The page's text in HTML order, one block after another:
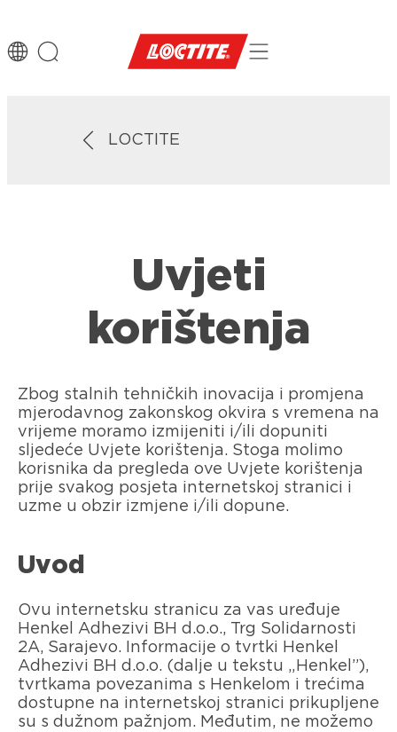
LOCTITE
Uvjeti
korištenja
Zbog stalnih tehničkih inovacija i promjena
mjerodavnog zakonskog okvira s vremena na
vrijeme moramo izmijeniti i/ili dopuniti
sljedeće Uvjete korištenja. Stoga molimo
korisnika da pregleda ove Uvjete korištenja
prije svakog posjeta internetskoj stranici i
uzme u obzir izmjene i/ili dopune.
Uvod
Ovu internetsku stranicu za vas uređuje
Henkel Adhezivi BH d.o.o., Trg Solidarnosti
2A, Sarajevo. Informacije o tvrtki Henkel
Adhezivi BH d.o.o. (dalje u tekstu „Henkel”),
tvrtkama povezanima s Henkelom i trećima
dostupne na internetskoj stranici prikupljene
su s dužnom pažnjom. Međutim, ne možemo